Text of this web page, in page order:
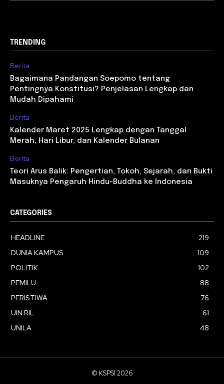
TRENDING
Berita
Bagaimana Pandangan Soepomo tentang
Pentingnya Konstitusi? Penjelasan Lengkap dan
Mudah Dipahami
Berita
Kalender Maret 2025 Lengkap dengan Tanggal
Merah, Hari Libur, dan Kalender Bulanan
Berita
Teori Arus Balik: Pengertian, Tokoh, Sejarah, dan Bukti
Masuknya Pengaruh Hindu-Buddha ke Indonesia
CATEGORIES
HEADLINE
219
DUNIA KAMPUS
109
POLITIK
102
PEMILU
88
PERISTIWA
76
UIN RIL
61
UNILA
48
© KSPSI 2026